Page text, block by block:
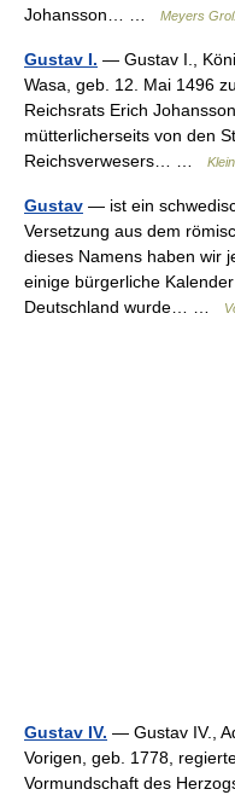
Johansson… …
Meyers
Gustav I. — Gustav I.,
Wasa, geb. 12. Mai 1496
Reichsrats Erich
mütterlicherseits von den
Reichsverwesers… …
Gustav — ist ein
Versetzung aus dem
dieses Namens haben wir
einige bürgerliche
Deutschland wurde… …
Gustav IV. — Gustav IV.,
Vorigen, geb. 1778,
Vormundschaft des